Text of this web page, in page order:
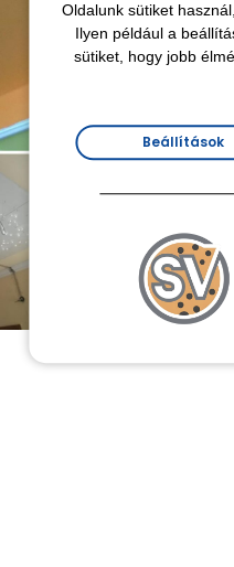
Oldalunk sütiket
Ilyen például a
sütiket, hogy jobb
Beállítások